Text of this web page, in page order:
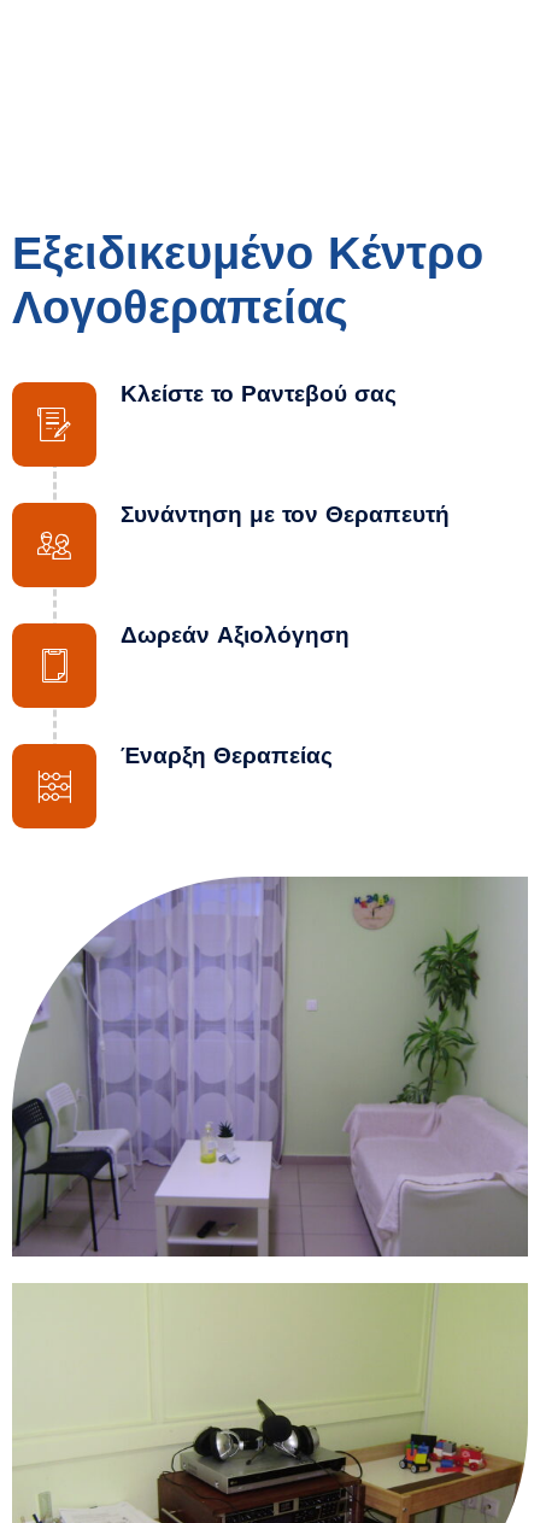
Εξειδικευμένο Κέντρο
Λογοθεραπείας
Κλείστε το Ραντεβού σας
Συνάντηση με τον Θεραπευτή
Δωρεάν Αξιολόγηση
Έναρξη Θεραπείας